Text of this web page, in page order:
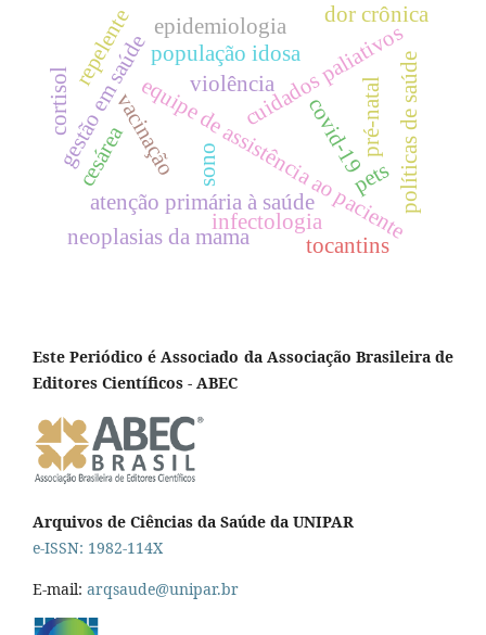
equipe de assistência ao paciente
cuidados paliativos
atenção primária à saúde políticas de saúde
gestão em saúde
vacinação covid-19
população idosa
infectologia
neoplasias da mama
sono
repelente
pré-natal
violência
epidemiologia
tocantins
dor crônica
cortisol
pets
cesárea
Este Periódico é Associado da Associação Brasileira de
Editores Científicos - ABEC
Arquivos de Ciências da Saúde da UNIPAR
e-ISSN: 1982-114X
E-mail: arqsaude@unipar.br